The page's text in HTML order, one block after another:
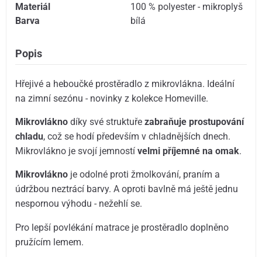
Materiál
100 % polyester - mikroplyš
Barva
bílá
Popis
Hřejivé a heboučké prostěradlo z mikrovlákna. Ideální
na zimní sezónu - novinky z kolekce Homeville.
Mikrovlákno díky své struktuřezabraňuje prostupování
chladu, což se hodí především v chladnějších dnech.
Mikrovlákno je svojí jemnostívelmi příjemné na omak.
Mikrovlákno je odolné proti žmolkování, praním a
údržbou neztrácí barvy. A oproti bavlně má ještě jednu
nespornou výhodu - nežehlí se.
Pro lepší povlékání matrace je prostěradlo doplněno
pružícím lemem.